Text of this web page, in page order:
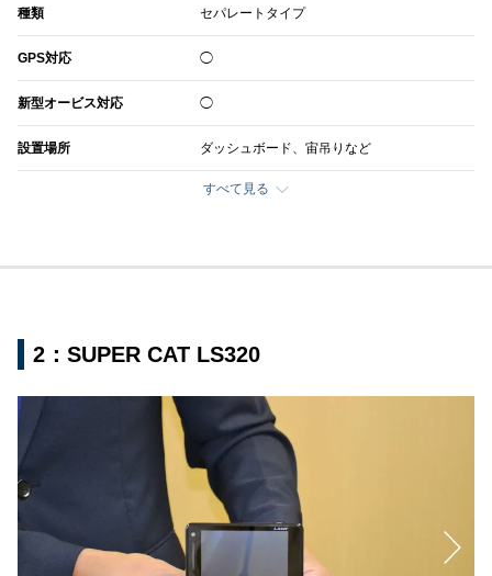
種類 セパレートタイプ
GPS対応 ◯
新型オービス対応 ◯
設置場所 ダッシュボード、宙吊りなど
すべて見る
2：SUPER CAT LS320